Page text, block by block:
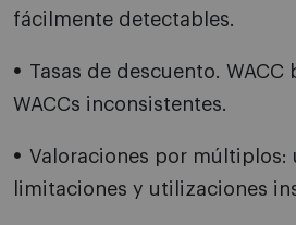
fácilmente detectables.
Tasas de descuento.
WACCs inconsistentes.
Valoraciones por múltiplos:
limitaciones y utilizaciones